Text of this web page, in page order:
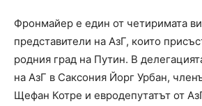
Фронмайер е един от четиримата
представители на AзГ, които
родния град на Путин. В
на AзГ в Саксония Йорг Урбан,
Щефан Котре и евродепутатът от